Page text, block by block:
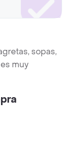
sopas,
muy